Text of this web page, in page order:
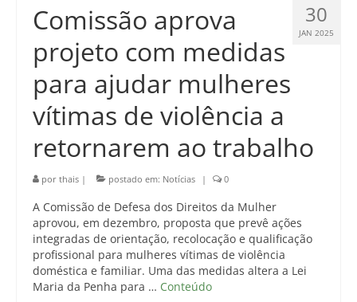
30
JAN 2025
Comissão aprova
projeto com medidas
para ajudar mulheres
vítimas de violência a
retornarem ao trabalho
por thais | postado em: Notícias | 0
A Comissão de Defesa dos Direitos da Mulher
aprovou, em dezembro, proposta que prevê ações
integradas de orientação, recolocação e qualificação
profissional para mulheres vítimas de violência
doméstica e familiar. Uma das medidas altera a Lei
Maria da Penha para … Conteúdo